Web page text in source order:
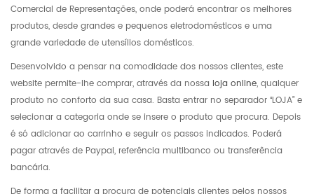
Comercial de Representações, onde poderá encontrar os melhores
produtos, desde grandes e pequenos eletrodomésticos e uma
grande variedade de utensílios domésticos.
Desenvolvido a pensar na comodidade dos nossos clientes, este
website permite-lhe comprar, através da nossa loja online, qualquer
produto no conforto da sua casa. Basta entrar no separador “LOJA” e
selecionar a categoria onde se insere o produto que procura. Depois
é só adicionar ao carrinho e seguir os passos indicados. Poderá
pagar através de Paypal, referência multibanco ou transferência
bancária.